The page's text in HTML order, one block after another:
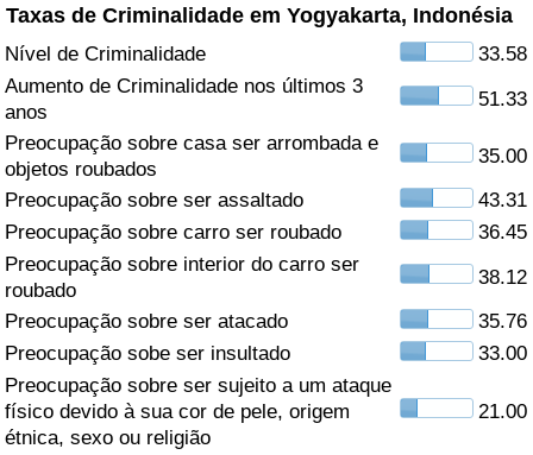
Taxas de Criminalidade em Yogyakarta, Indonésia
Nível de Criminalidade
33.58
Aumento de Criminalidade nos últimos 3
anos
51.33
Preocupação sobre casa ser arrombada e
objetos roubados
35.00
Preocupação sobre ser assaltado
43.31
Preocupação sobre carro ser roubado
36.45
Preocupação sobre interior do carro ser
roubado
38.12
Preocupação sobre ser atacado
35.76
Preocupação sobe ser insultado
33.00
Preocupação sobre ser sujeito a um ataque
físico devido à sua cor de pele, origem
étnica, sexo ou religião
21.00
Taxa do Indicador de Crime (Atual)
Indicador de Crime
Índice de criminalidade por país
Saúde
Indicador de Saúde (Atual)
Indicador de Saúde
Indicador de Saúde por País
Poluição